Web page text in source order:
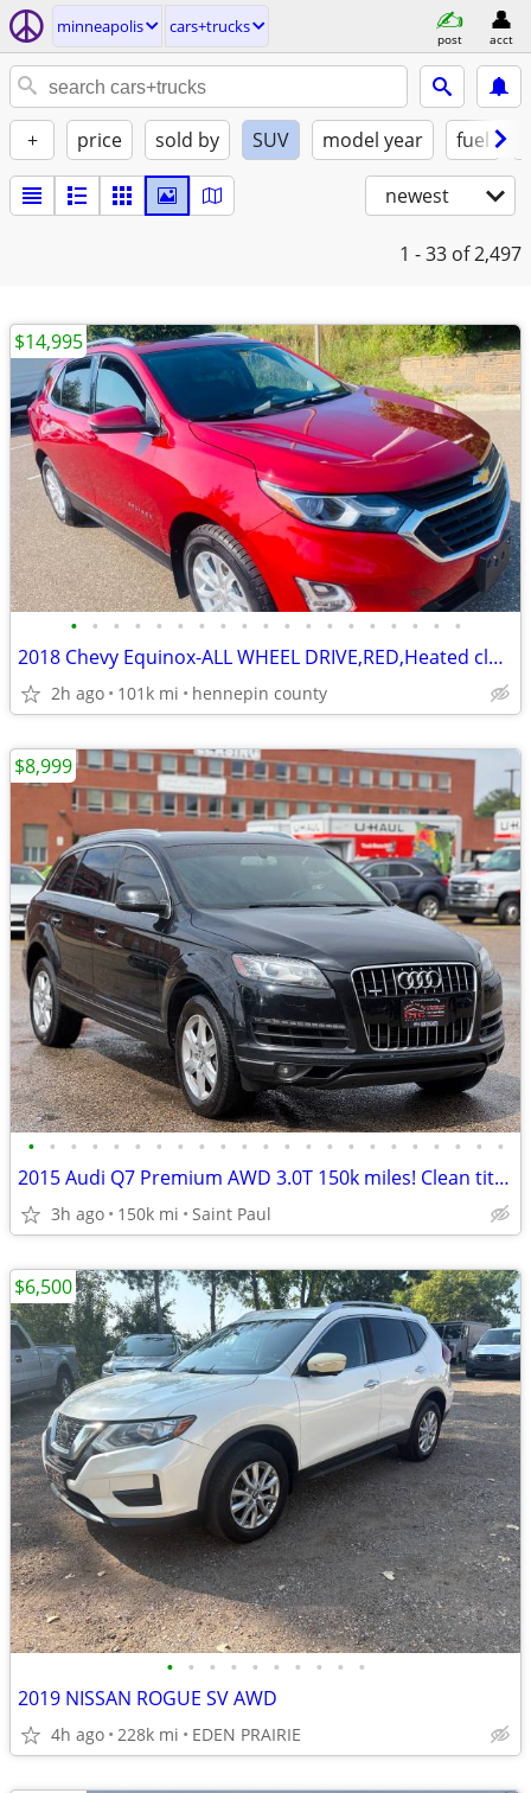
minneapolis cars+trucks
post acct
+ price sold by SUV model year fuel
newest
1 - 33 of 2,497
• • • • • • • • • • • • • • • • • • •
2018 Chevy Equinox-ALL WHEEL DRIVE,RED,Heated cloth,Fresh trade,101k
2h ago 101k mi hennepin county
$14,995
• • • • • • • • • • • • • • • • • • • • • • •
2015 Audi Q7 Premium AWD 3.0T 150k miles! Clean title! 3rd row! Great
3h ago 150k mi Saint Paul
$8,999
• • • • • • • • • •
2019 NISSAN ROGUE SV AWD
4h ago 228k mi EDEN PRAIRIE
$6,500